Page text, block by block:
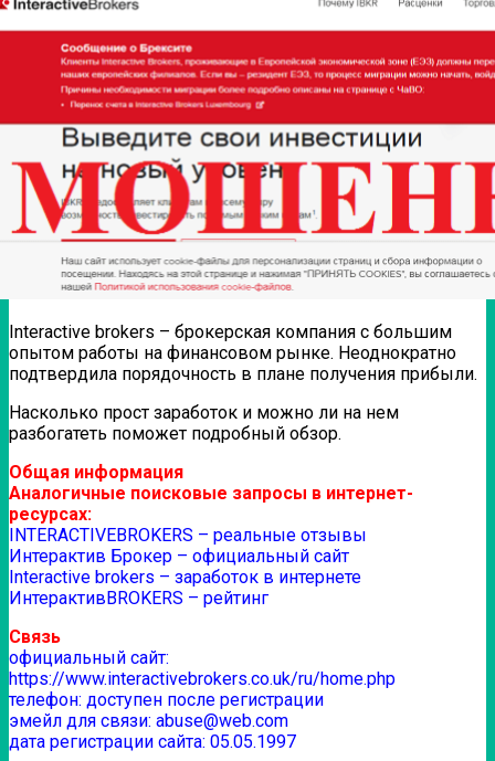
Interactive brokers – брокерская компания с большим
опытом работы на финансовом рынке. Неоднократно
подтвердила порядочность в плане получения прибыли.
Насколько прост заработок и можно ли на нем
разбогатеть поможет подробный обзор.
Общая информация
Аналогичные поисковые запросы в интернет-
ресурсах:
INTERACTIVEBROKERS – реальные отзывы
Интерактив Брокер – официальный сайт
Interactive brokers – заработок в интернете
ИнтерактивBROKERS – рейтинг
Связь
официальный сайт:
https://www.interactivebrokers.co.uk/ru/home.php
телефон: доступен после регистрации
эмейл для связи: abuse@web.com
дата регистрации сайта: 05.05.1997